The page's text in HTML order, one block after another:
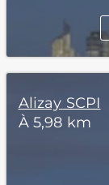
Alizay SCPI
À 5,98 km